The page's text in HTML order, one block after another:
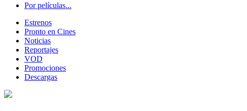
Por películas...
Estrenos
Pronto en Cines
Noticias
Reportajes
VOD
Promociones
Descargas